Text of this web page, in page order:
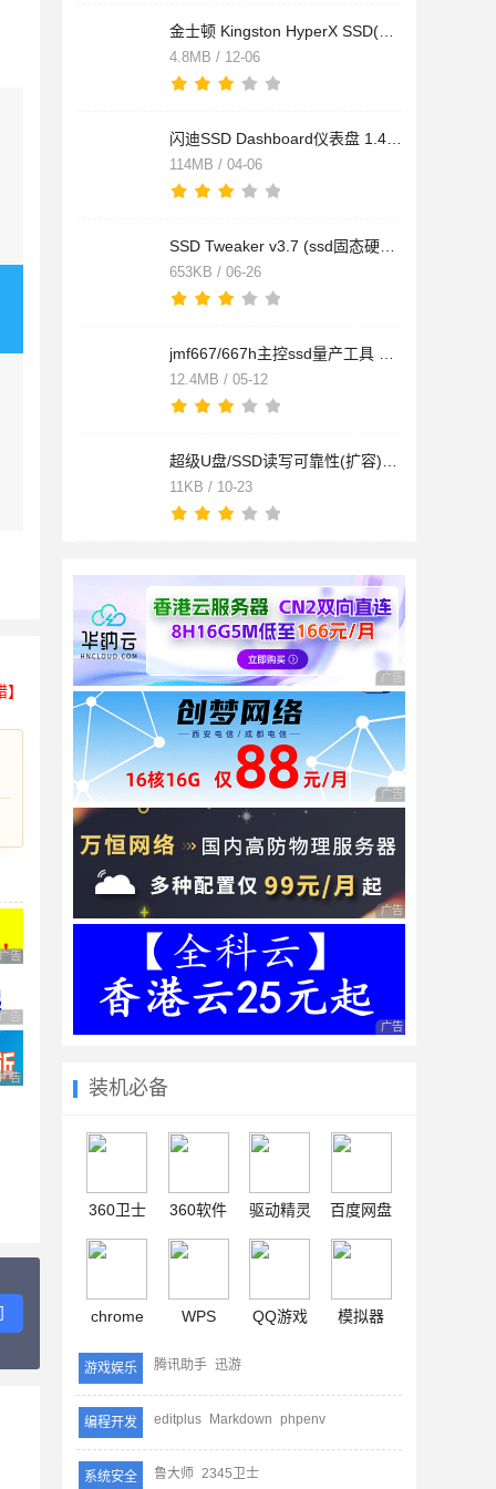
4.8MB / 12-06
114MB / 04-06
653KB / 06-26
12.4MB / 05-12
11KB / 10-23
广告 商业广告，理性
广告 商业广告，理性
广告 商业广告，理性
广告 商业广告，理性
装机必备
360卫士 360软件 驱动精灵 百度网盘
chrome WPS QQ游戏 模拟器
游戏娱乐 腾讯助手 迅游
编程开发 editplus Markdown phpenv
系统安全 鲁大师 2345卫士
告 商业广告，理性选择
告 商业广告，理性选择
告 商业广告，理性选择